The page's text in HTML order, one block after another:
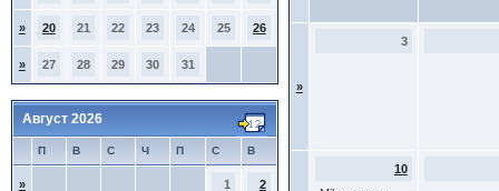
» 20 21 22 23 24 25 26
» 27 28 29 30 31
Август 2026
П В С Ч П С В
» 1 2
»
3
10